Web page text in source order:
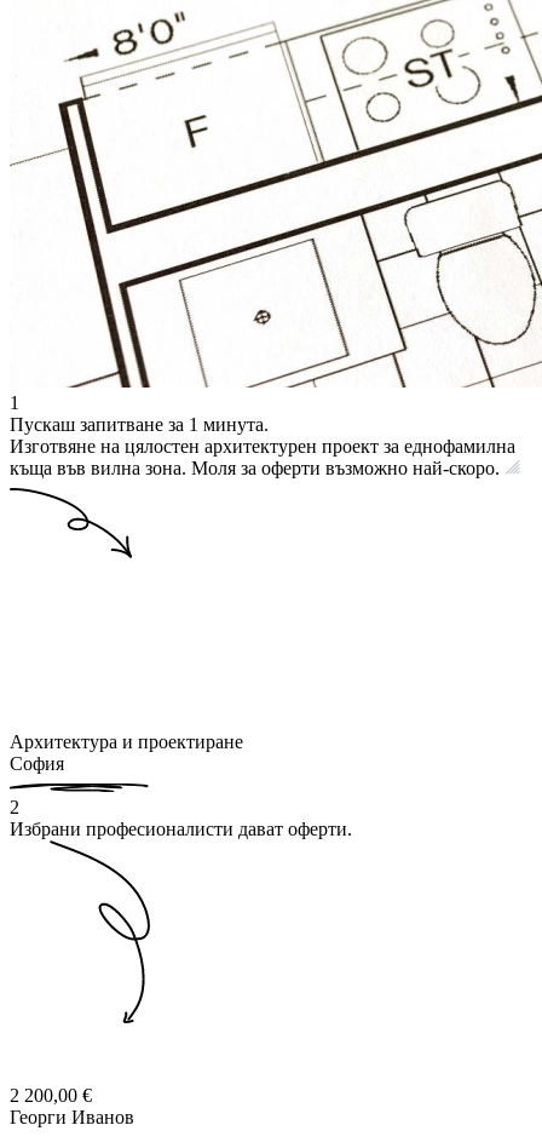
1
Пускаш запитване за 1 минута.
Изготвяне на цялостен архитектурен проект за еднофамилна
къща във вилна зона. Моля за оферти възможно най-скоро.
Архитектура и проектиране
София
2
Избрани професионалисти дават оферти.
2 200,00 €
Георги Иванов